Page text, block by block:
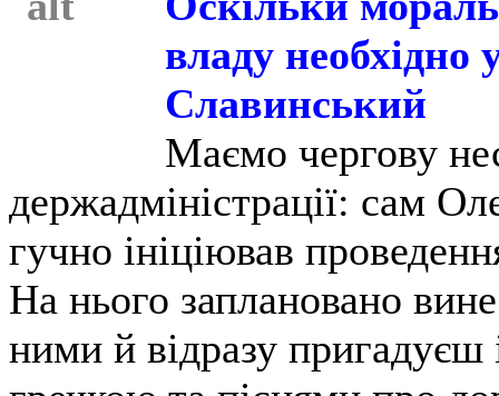
владу
Славинський
Маємо чергову
держадміністрації: сам
гучно ініціював
На нього заплановано
ними й відразу пригадуєш